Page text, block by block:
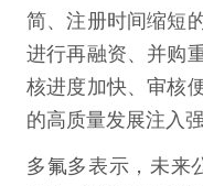
简、注册时间缩短
进行再融资、并购
核进度加快、审核
的高质量发展注入
多氟多表示，未来